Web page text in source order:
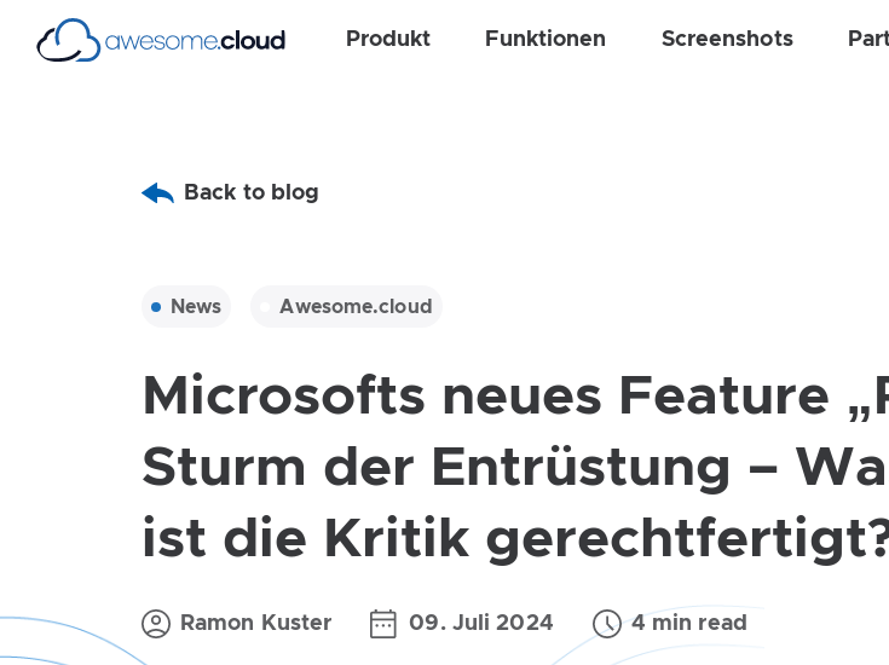
Produkt Funktionen Screenshots
Back to blog
News Awesome.cloud
Microsofts neues Feature
Sturm der Entrüstung –
ist die Kritik
Ramon Kuster 09. Juli 2024 4 min read